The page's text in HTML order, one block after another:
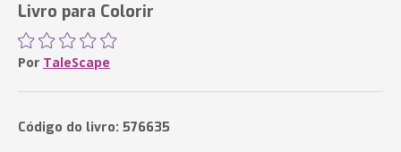
Livro para Colorir
Por TaleScape
Código do livro: 576635